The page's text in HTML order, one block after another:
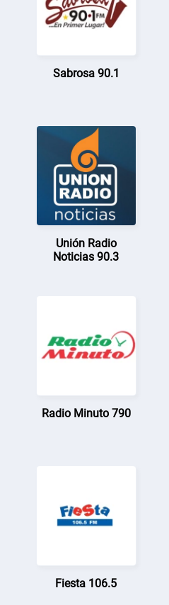
Sabrosa 90.1
Unión Radio
Noticias 90.3
Radio Minuto 790
Fiesta 106.5